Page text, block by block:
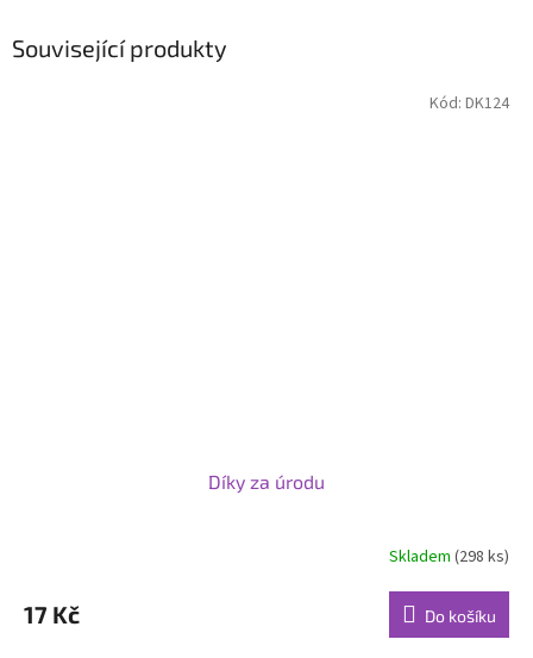
Související produkty
Díky za úrodu
Skladem (298 ks)
17 Kč Do košíku
Kód: DK124